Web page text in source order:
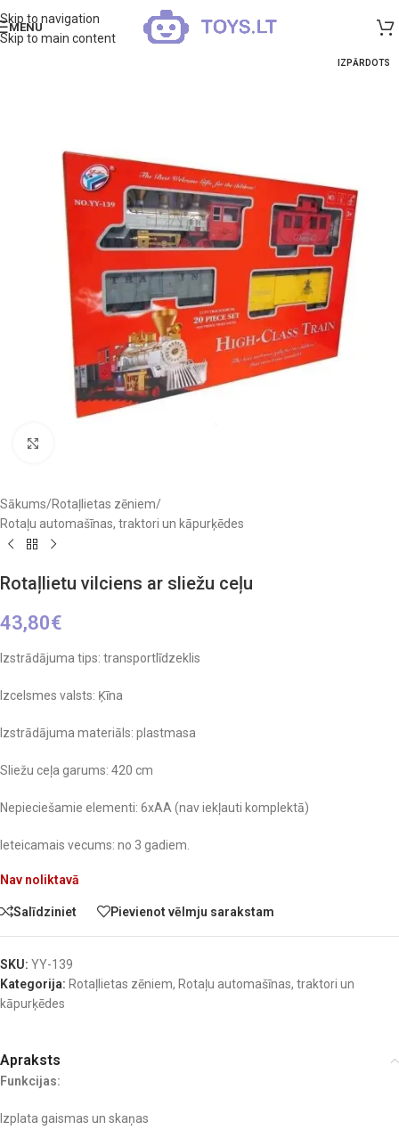
Skip to navigation
Skip to main content
MENU
IZPĀRDOTS
Sākums/Rotaļlietas zēniem/
Rotaļu automašīnas, traktori un kāpurķēdes
Rotaļlietu vilciens ar sliežu ceļu
43,80€
Izstrādājuma tips: transportlīdzeklis
Izcelsmes valsts: Ķīna
Izstrādājuma materiāls: plastmasa
Sliežu ceļa garums: 420 cm
Nepieciešamie elementi: 6xAA (nav iekļauti komplektā)
Ieteicamais vecums: no 3 gadiem.
Nav noliktavā
Salīdziniet Pievienot vēlmju sarakstam
SKU: YY-139
Kategorija: Rotaļlietas zēniem, Rotaļu automašīnas, traktori un
kāpurķēdes
Apraksts
Funkcijas:
Izplata gaismas un skaņas